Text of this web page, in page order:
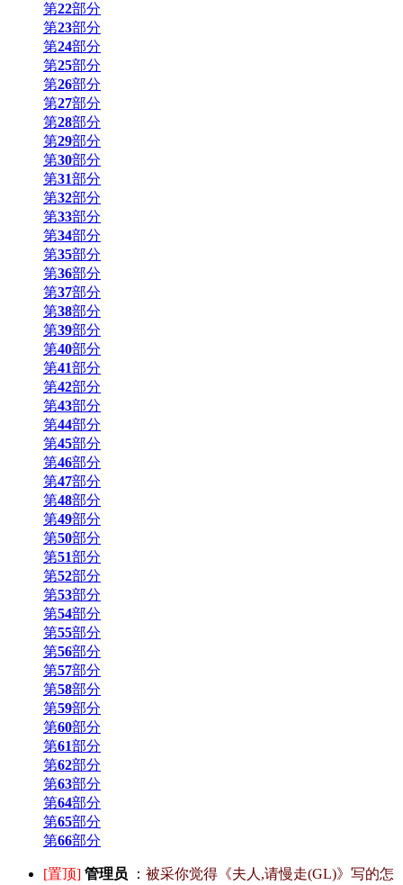
第22部分
第23部分
第24部分
第25部分
第26部分
第27部分
第28部分
第29部分
第30部分
第31部分
第32部分
第33部分
第34部分
第35部分
第36部分
第37部分
第38部分
第39部分
第40部分
第41部分
第42部分
第43部分
第44部分
第45部分
第46部分
第47部分
第48部分
第49部分
第50部分
第51部分
第52部分
第53部分
第54部分
第55部分
第56部分
第57部分
第58部分
第59部分
第60部分
第61部分
第62部分
第63部分
第64部分
第65部分
第66部分
[置顶] 管理员 ： 被采你觉得《夫人,请慢走(GL)》写的怎